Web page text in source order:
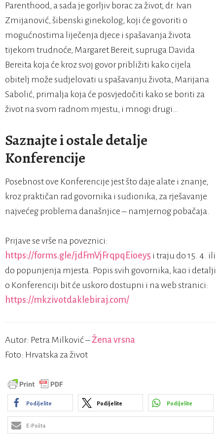
Parenthood, a sada je gorljiv borac za život, dr. Ivan
Zmijanović, šibenski ginekolog, koji će govoriti o
mogućnostima liječenja djece i spašavanja života
tijekom trudnoće, Margaret Bereit, supruga Davida
Bereita koja će kroz svoj govor približiti kako cijela
obitelj može sudjelovati u spašavanju života, Marijana
Sabolić, primalja koja će posvjedočiti kako se boriti za
život na svom radnom mjestu, i mnogi drugi…
Saznajte i ostale detalje
Konferencije
Posebnost ove Konferencije jest što daje alate i znanje,
kroz praktičan rad govornika i sudionika, za rješavanje
najvećeg problema današnjice – namjernog pobačaja.
Prijave se vrše na poveznici:
https://forms.gle/jdFmVjFrqpqEioey5 i traju do 15. 4. ili
do popunjenja mjesta. Popis svih govornika, kao i detalji
o Konferenciji bit će uskoro dostupni i na web stranici:
https://mkzivotdaklebiraj.com/
Autor: Petra Milković –Žena vrsna
Foto: Hrvatska za život
Podijelite Podijelite Podijelite
E-Pošta